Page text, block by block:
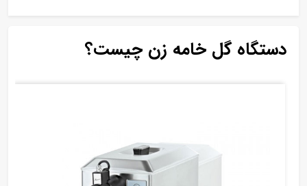
دستگاه گل خامه زن چیست؟